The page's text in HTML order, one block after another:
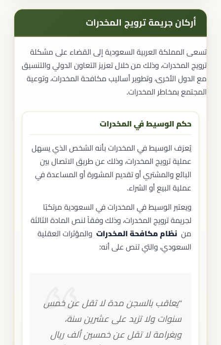
أركان جريمة ترويج المخدرات
تسعى المملكة العربية السعودية إلى القضاء على مشكلة
ترويج المخدرات، وذلك من خلال تعزيز التعاون الدولي والتنسيق
مع الدول الأخرى، وتطوير أساليب مكافحة المخدرات، وتوعية
المجتمع بمخاطر المخدرات.
حكم الوسيط في المخدرات
يُعرَف الوسيط في المخدرات بأنه الشخص الذي يسهل
عملية ترويج المخدرات، وذلك عن طريق الاتصال بين
البائع والمشتري أو تقديم المشورة أو المساعدة في
عملية البيع أو الشراء.
ويعتبر الوسيط في المخدرات في السعودية مرتكبًا
لجريمة ترويج المخدرات، وذلك وفقاً لنص المادة الثالثة
من نظام مكافحة المخدرات والمؤثرات العقلية
السعودي، والتي تنص على أنه:
“يعاقب بالسجن مدة لا تقل عن خمس
سنوات ولا تزيد على عشرين سنة،
وبغرامة لا تقل عن خمسين ألف ريال